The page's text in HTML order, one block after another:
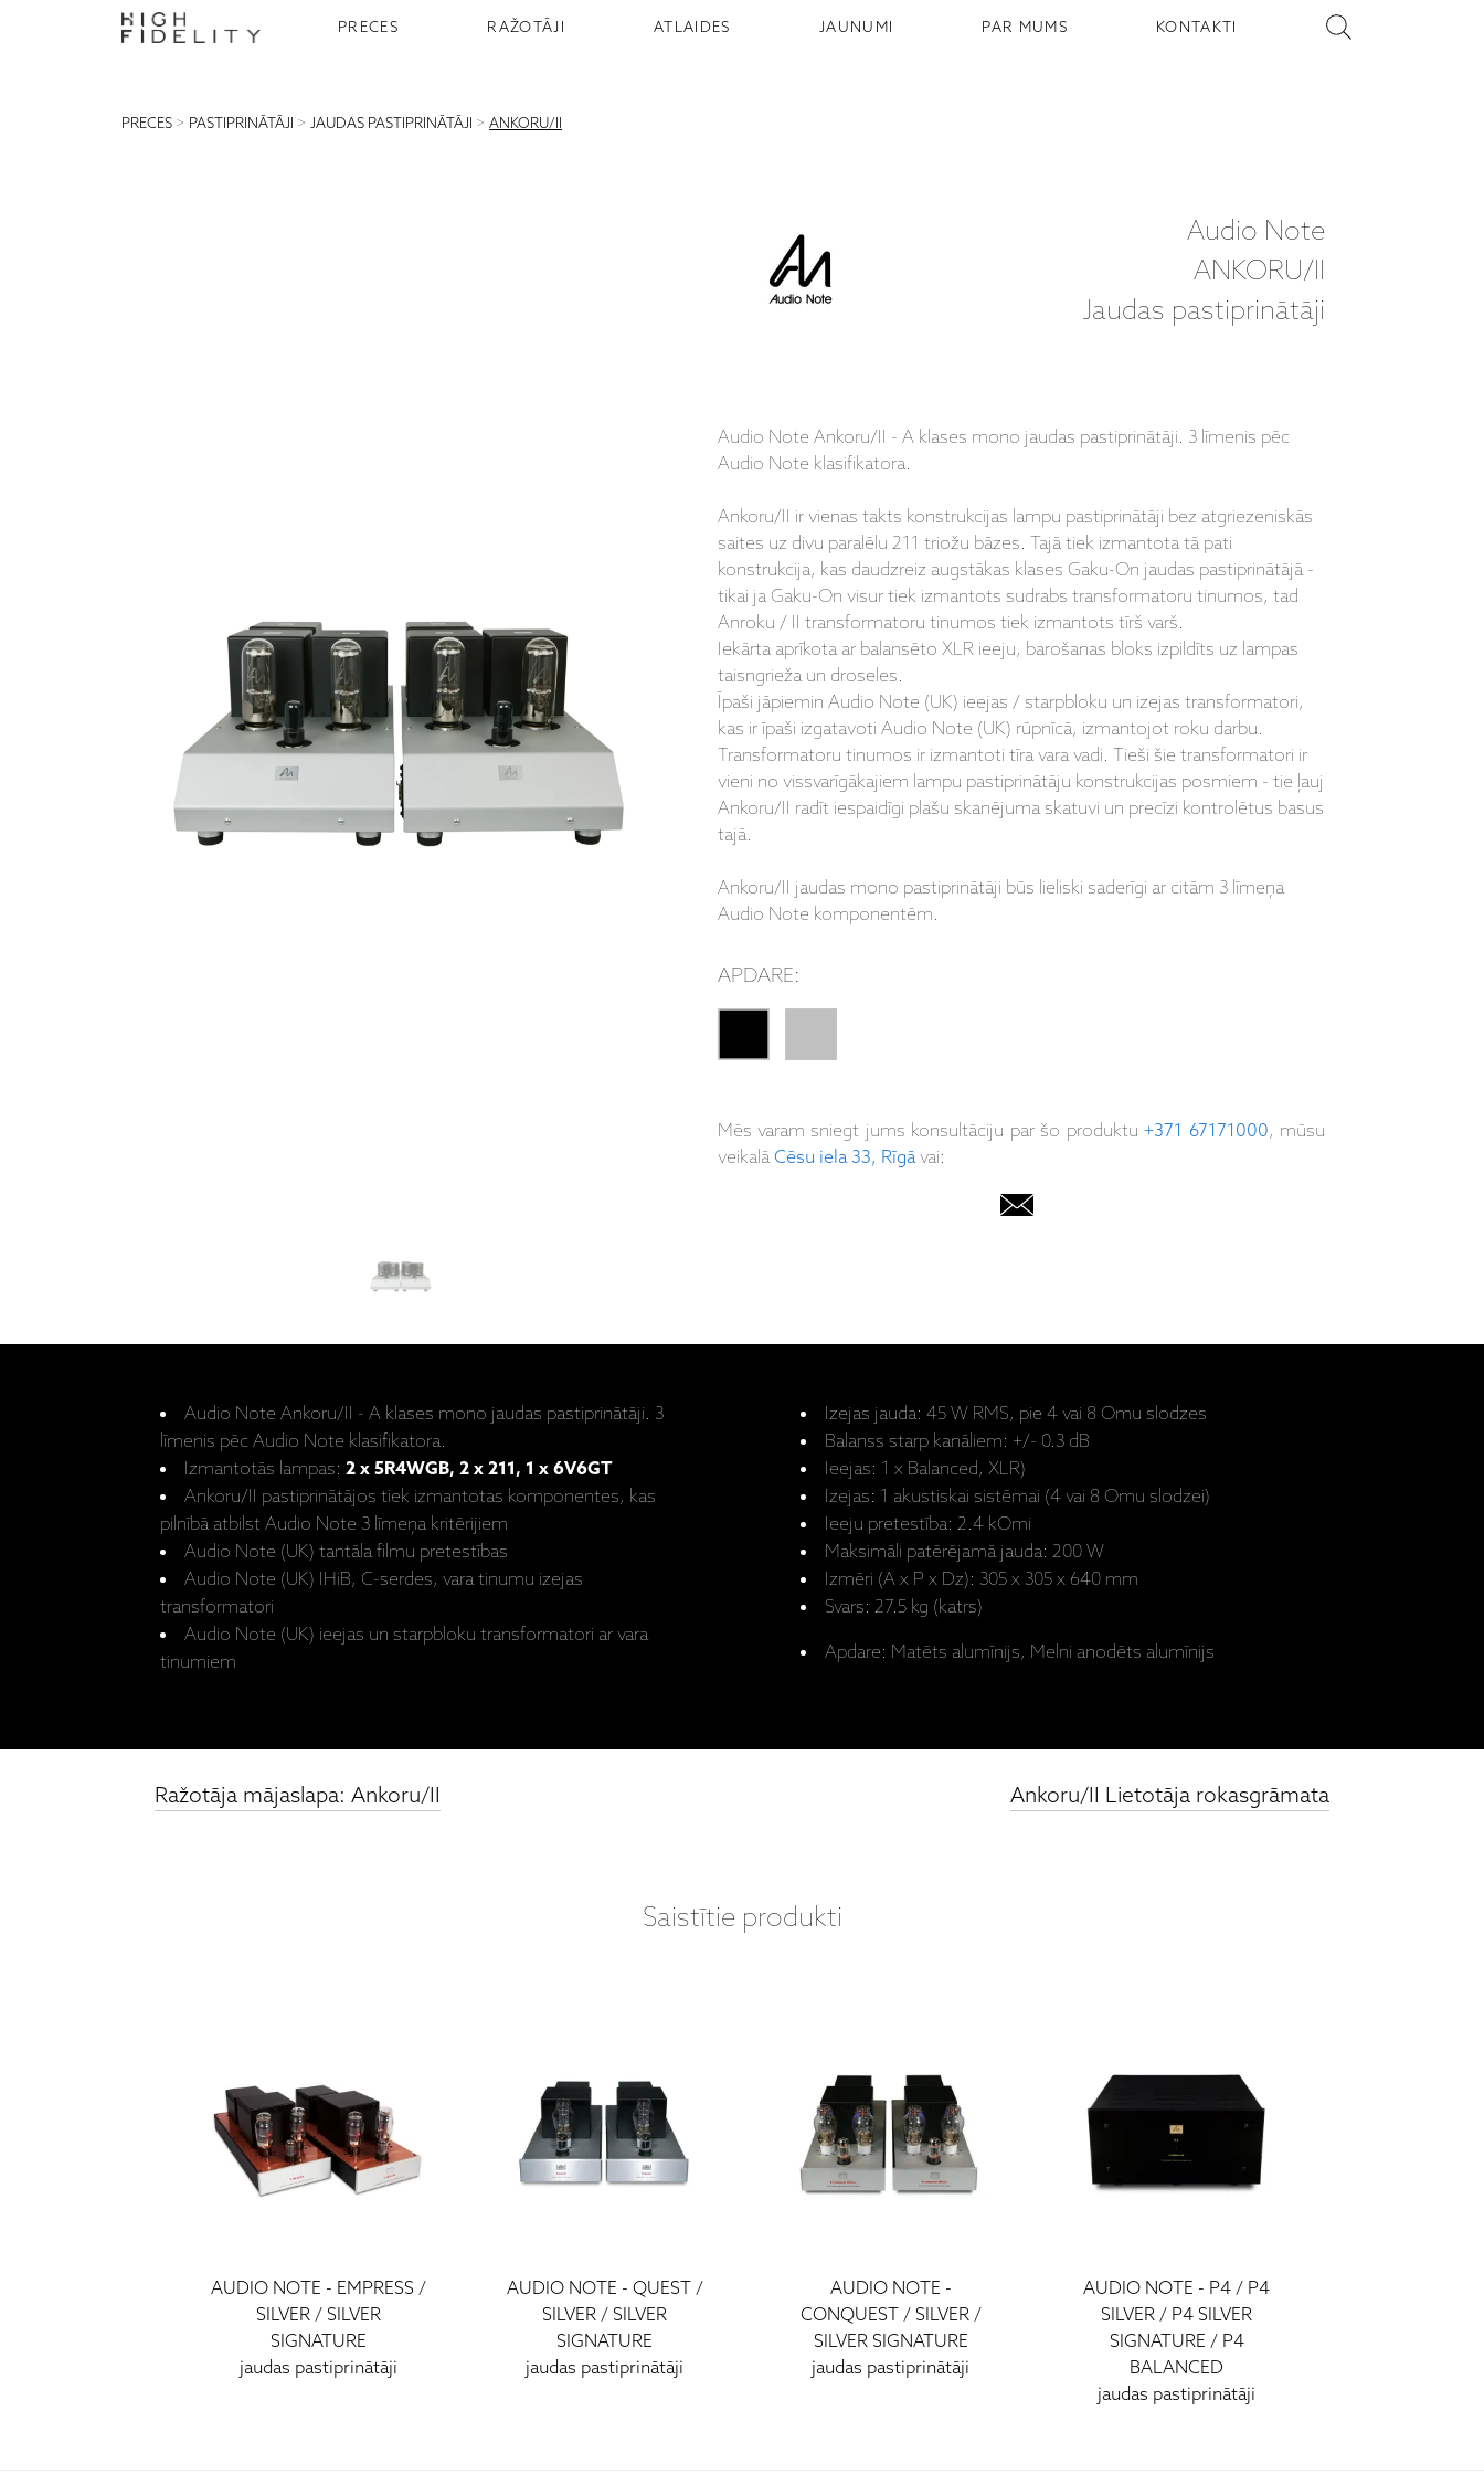
PRECES RAŽOTĀJI ATLAIDES JAUNUMI PAR MUMS KONTAKTI
PRECES > PASTIPRINĀTĀJI > JAUDAS PASTIPRINĀTĀJI > ANKORU/II
Audio Note
ANKORU/II
Jaudas pastiprinātāji
Audio Note Ankoru/II - A klases mono jaudas pastiprinātāji. 3 līmenis pēc
Audio Note klasifikatora.
Ankoru/II ir vienas takts konstrukcijas lampu pastiprinātāji bez atgriezeniskās
saites uz divu paralēlu 211 triožu bāzes. Tajā tiek izmantota tā pati
konstrukcija, kas daudzreiz augstākas klases Gaku-On jaudas pastiprinātājā -
tikai ja Gaku-On visur tiek izmantots sudrabs transformatoru tinumos, tad
Anroku / II transformatoru tinumos tiek izmantots tīrš varš.
Iekārta aprīkota ar balansēto XLR ieeju, barošanas bloks izpildīts uz lampas
taisngrieža un droseles.
Īpaši jāpiemin Audio Note (UK) ieejas / starpbloku un izejas transformatori,
kas ir īpaši izgatavoti Audio Note (UK) rūpnīcā, izmantojot roku darbu.
Transformatoru tinumos ir izmantoti tīra vara vadi. Tieši šie transformatori ir
vieni no vissvarīgākajiem lampu pastiprinātāju konstrukcijas posmiem - tie ļauj
Ankoru/II radīt iespaidīgi plašu skanējuma skatuvi un precīzi kontrolētus basus
tajā.
Ankoru/II jaudas mono pastiprinātāji būs lieliski saderīgi ar citām 3 līmeņa
Audio Note komponentēm.
APDARE:
Mēs varam sniegt jums konsultāciju par šo produktu+371 67171000, mūsu
veikalāCēsu iela 33, Rīgāvai:
Audio Note Ankoru/II - A klases mono jaudas pastiprinātāji. 3
līmenis pēc Audio Note klasifikatora.
Izmantotās lampas: 2 x 5R4WGB, 2 x 211, 1 x 6V6GT
Ankoru/II pastiprinātājos tiek izmantotas komponentes, kas
pilnībā atbilst Audio Note 3 līmeņa kritērijiem
Audio Note (UK) tantāla filmu pretestības
Audio Note (UK) IHiB, C-serdes, vara tinumu izejas
transformatori
Audio Note (UK) ieejas un starpbloku transformatori ar vara
tinumiem
Izejas jauda: 45 W RMS, pie 4 vai 8 Omu slodzes
Balanss starp kanāliem: +/- 0.3 dB
Ieejas: 1 x Balanced, XLR)
Izejas: 1 akustiskai sistēmai (4 vai 8 Omu slodzei)
Ieeju pretestība: 2.4 kOmi
Maksimāli patērējamā jauda: 200 W
Izmēri (A x P x Dz): 305 x 305 x 640 mm
Svars: 27.5 kg (katrs)
Apdare: Matēts alumīnijs, Melni anodēts alumīnijs
Ražotāja mājaslapa: Ankoru/II Ankoru/II Lietotāja rokasgrāmata
Saistītie produkti
AUDIO NOTE - EMPRESS /
SILVER / SILVER
SIGNATURE
jaudas pastiprinātāji
AUDIO NOTE - QUEST /
SILVER / SILVER
SIGNATURE
jaudas pastiprinātāji
AUDIO NOTE -
CONQUEST / SILVER /
SILVER SIGNATURE
jaudas pastiprinātāji
AUDIO NOTE - P4 / P4
SILVER / P4 SILVER
SIGNATURE / P4
BALANCED
jaudas pastiprinātāji